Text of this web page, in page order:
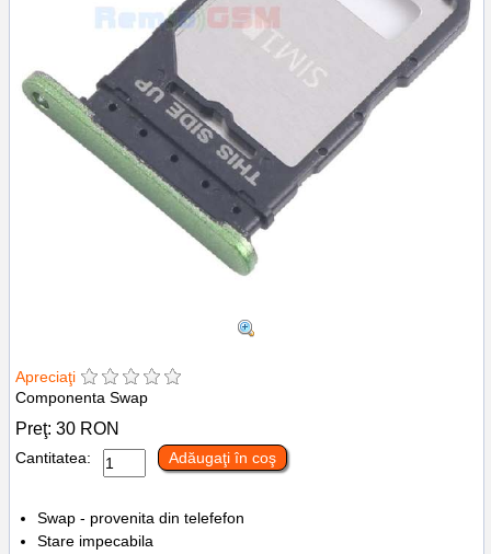
Apreciaţi
Componenta Swap
Preţ: 30 RON
Cantitatea: Adăugaţi în coş
Swap - provenita din telefefon
Stare impecabila